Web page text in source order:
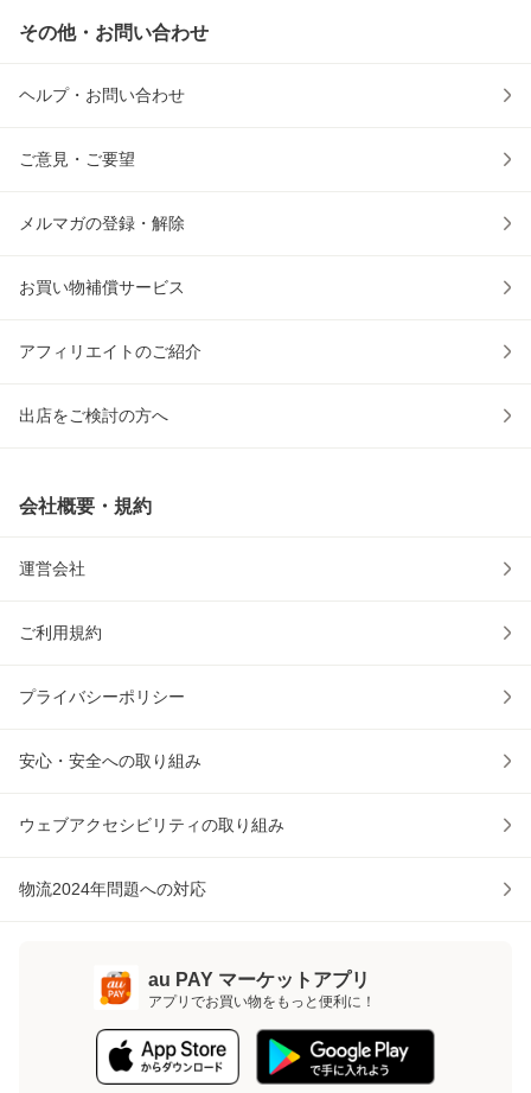
その他・お問い合わせ
ヘルプ・お問い合わせ
ご意見・ご要望
メルマガの登録・解除
お買い物補償サービス
アフィリエイトのご紹介
出店をご検討の方へ
会社概要・規約
運営会社
ご利用規約
プライバシーポリシー
安心・安全への取り組み
ウェブアクセシビリティの取り組み
物流2024年問題への対応
au PAY マーケットアプリ
アプリでお買い物をもっと便利に！